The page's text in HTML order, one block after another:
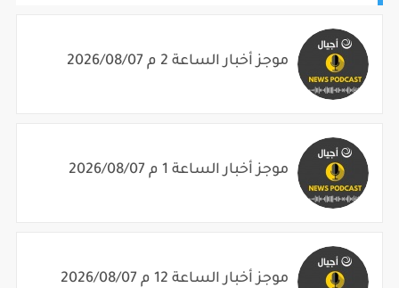
موجز أخبار الساعة 2 م 2026/08/07
موجز أخبار الساعة 1 م 2026/08/07
موجز أخبار الساعة 12 م 2026/08/07